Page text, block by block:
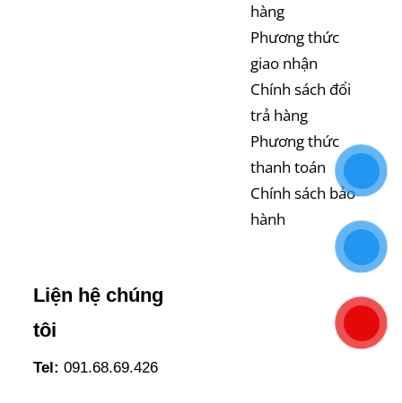
hàng
Phương thức
giao nhận
Chính sách đổi
trả hàng
Phương thức
thanh toán
Chính sách bảo
hành
Liện hệ chúng
tôi
Tel: 091.68.69.426